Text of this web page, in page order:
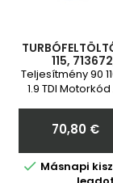
115,
Teljesítmény 90
1.9 TDI Motorkód
Ár
70,80 €
 Másnapi